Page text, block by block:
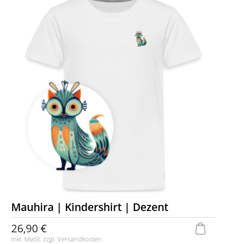
Mauhira | Kindershirt | Dezent
26,90 €
inkl. MwSt. zzgl.Versandkosten